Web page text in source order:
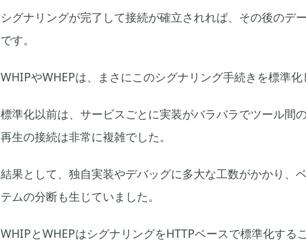
シグナリングが完了して接続が確立されれば、その後のデ
です。
WHIPやWHEPは、まさにこのシグナリング手続きを標準化
標準化以前は、サービスごとに実装がバラバラでツール間
再生の接続は非常に複雑でした。
結果として、独自実装やデバッグに多大な工数がかかり、
テムの分断も生じていました。
WHIPとWHEPはシグナリングをHTTPベースで標準化する